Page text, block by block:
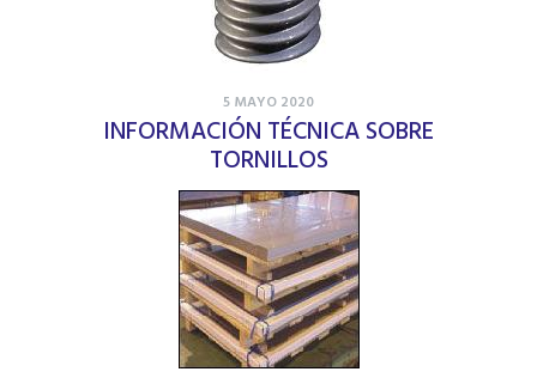
5 MAYO 2020
INFORMACIÓN TÉCNICA SOBRE
TORNILLOS